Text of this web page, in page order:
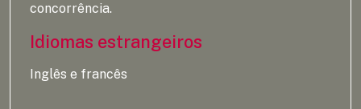
concorrência.
Idiomas estrangeiros
Inglês e francês